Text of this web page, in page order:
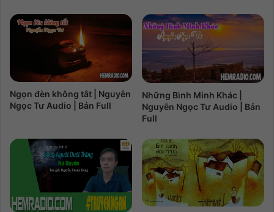
Ngọn đèn không tắt | Nguyễn
Ngọc Tư Audio | Bản Full
Những Bình Minh Khác |
Nguyễn Ngọc Tư Audio | Bản
Full